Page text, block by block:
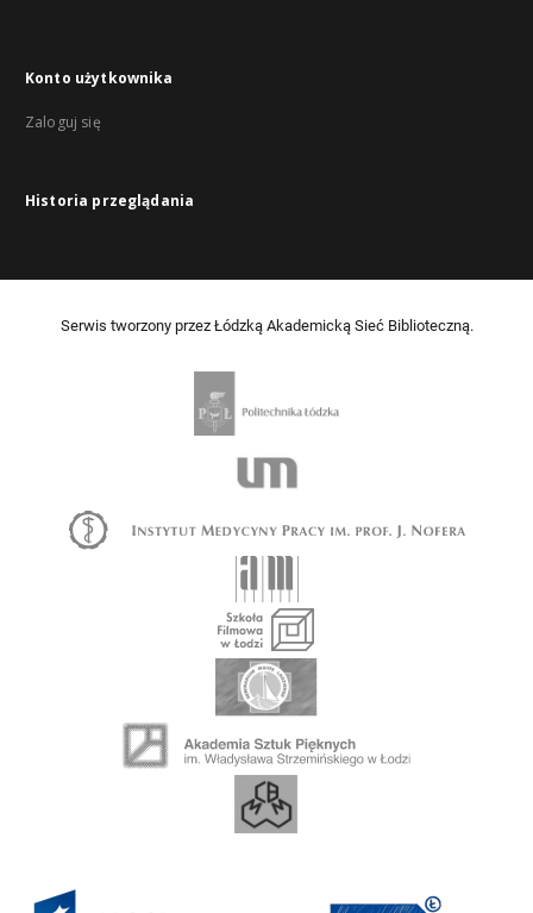
Konto użytkownika
Zaloguj się
Historia przeglądania
Serwis tworzony przez Łódzką Akademicką Sieć Biblioteczną.